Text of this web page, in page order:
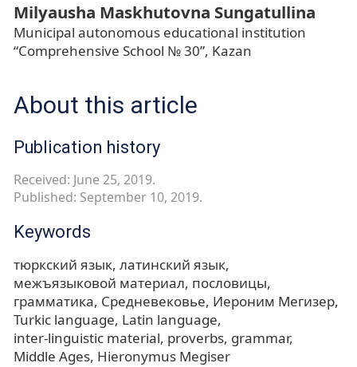
Milyausha Maskhutovna Sungatullina
Municipal autonomous educational institution
“Comprehensive School № 30”, Kazan
About this article
Publication history
Received: June 25, 2019.
Published: September 10, 2019.
Keywords
тюркский язык латинский язык
межъязыковой материал пословицы
грамматика Средневековье Иероним Мегизер
Turkic language Latin language
inter-linguistic material proverbs grammar
Middle Ages Hieronymus Megiser